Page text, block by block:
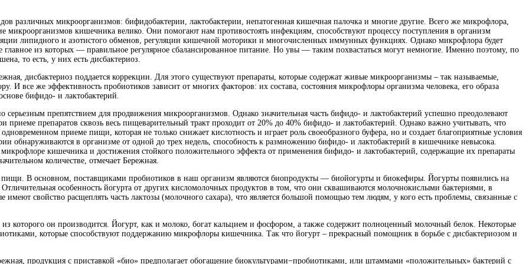
различных микроорганизмов: бифидобактерии, лактобактерии, непатогенная кишечная палочка и многие другие. Всего же микрофлора,
микроорганизмов кишечника велико. Они помогают нам противостоять инфекциям, способствуют процессу поступления в организм
липидного и азотистого обменов, регуляции кишечной моторики и многочисленных иммунных функциях. Однако микрофлора будет
из которых — правильное регулярное сбалансированное питание. Но увы — таким похвастаться могут немногие. Именно поэтому, по
то есть, у них есть дисбактериоз.
дисбактериоз поддается коррекции. Для этого существуют препараты, которые содержат живые микроорганизмы – так называемые,
же эффективность пробиотиков зависит от многих факторов: их состава, состояния микрофлоры организма человека, его образа
бифидо- и лактобактерий.
серьезным препятствием для продвижения микроорганизмов. Однако значительная часть бифидо- и лактобактерий успешно преодолевают
приеме препаратов сквозь весь пищеварительный тракт проходит от 20% до 40% бифидо- и лактобактерий. Однако важно учитывать, что
приеме пищи, которая не только снижает кислотность и играет роль своеобразного буфера, но и создает благоприятные условия
обнаруживаются в организме от одной до трех недель, способность к размножению бифидо- и лактобактерий в кишечнике невысока.
кишечника и достижения стойкого положительного эффекта от применения бифидо- и лактобактерий, содержащие их препараты
количестве, отмечает Бережная.
В основном, поставщиками пробиотиков в наш организм являются биопродукты — биойогурты и биокефиры. Йогурты появились на
особенность йогурта от других кисломолочных продуктов в том, что они сквашиваются молочнокислыми бактериями, в
свойство расщеплять часть лактозы (молочного сахара), что является большой помощью тем людям, у кого есть проблемы, связанные с
которого он производится. Йогурт, как и молоко, богат кальцием и фосфором, а также содержит полноценный молочный белок. Некоторые
которые способствуют поддержанию микрофлоры кишечника. Так что йогурт – прекрасный помощник в борьбе с дисбактериозом и
продукция с приставкой «био» предполагает обогащение биокультурами ̶ пробиотиками, или штаммами «положительных» бактерий с